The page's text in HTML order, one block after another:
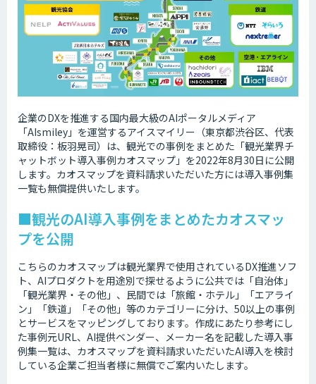
企業のDXを推進する国内最大級のAIポータルメディア
「AIsmiley」を運営するアイスマイリー（東京都渋谷区、代表
取締役：板羽晃司）は、観光での事例をまとめた「観光業界チ
ャットボット導入事例カオスマップ」を2022年8月30日に公開
します。カオスマップを資料請求いただいた方には導入事例集
一覧も無償提供いたします。
■観光のAI導入事例をまとめたカオスマッ
プを公開
こちらのカオスマップは観光業界で使用されているDX推進ソフ
ト、AIプロダクトを用途別で探せるように公共では「自治体」
「観光業界・その他」、民間では「旅館・ホテル」「エアライ
ン」「鉄道」「その他」等のカテゴリーに分け、50以上の事例
とサービスをマッピングしております。作成にあたり参考にし
た事例元URL、AI提供ベンダー、メーカー名を記載した導入事
例集一覧は、カオスマップを資料請求いただいたAI導入を検討
している企業ご担当者様に無償でご案内いたします。